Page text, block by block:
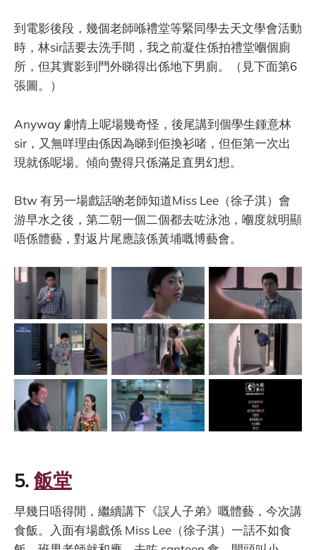
到電影後段，幾個老師喺禮堂等緊同學去天文學會活動
時，林sir話要去洗手間，我之前凝住係拍禮堂嗰個廁
所，但其實影到門外睇得出係地下男廁。（見下面第6
張圖。）
Anyway 劇情上呢場幾奇怪，後尾講到個學生鍾意林
sir，又無咩理由係因為睇到佢換衫啫，但佢第一次出
現就係呢場。傾向覺得只係滿足直男幻想。
Btw 有另一場戲話啲老師知道Miss Lee（徐子淇）會
游早水之後，第二朝一個二個都去咗泳池，嗰度就明顯
唔係體藝，對返片尾應該係黃埔嘅博藝會。
5.飯堂
早幾日唔得閒，繼續講下《誤人子弟》嘅體藝，今次講
食飯。入面有場戲係 Miss Lee（徐子淇）一話不如食